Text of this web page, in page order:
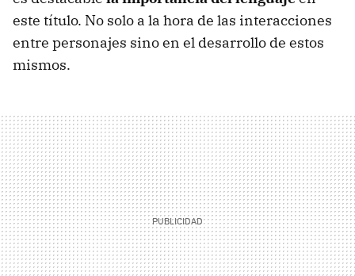
este título. No solo a la hora de las interacciones
entre personajes sino en el desarrollo de estos
mismos.